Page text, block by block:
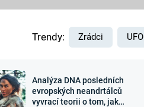
Výročí
Trendy: Zrádci UFO
Analýza DNA posledních
evropských neandrtálců
vyvrací teorii o tom, jak